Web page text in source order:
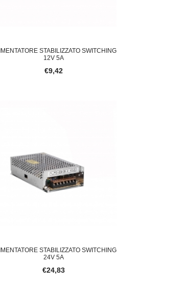
SOFFITTO LED 80W 42"
KIT 5 PROFILI IN ALLUMINIO DA
STABILIZZATO SWITCHING
12V 5A
€9,42
STABILIZZATO SWITCHING
24V 5A
€24,83